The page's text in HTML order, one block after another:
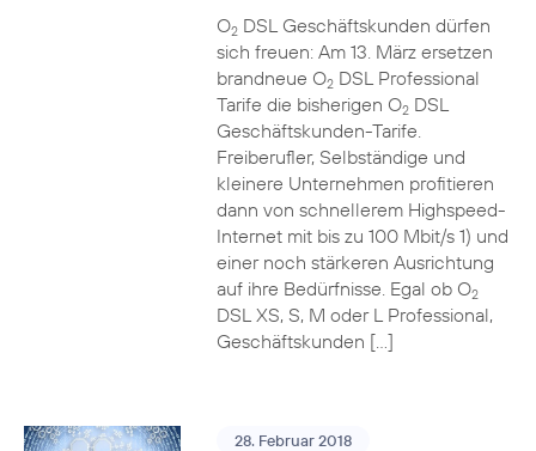
O2DSL Geschäftskunden dürfen
sich freuen: Am 13. März ersetzen
brandneue O2DSL Professional
Tarife die bisherigen O2DSL
Geschäftskunden-Tarife.
Freiberufler, Selbständige und
kleinere Unternehmen profitieren
dann von schnellerem Highspeed-
Internet mit bis zu 100 Mbit/s 1) und
einer noch stärkeren Ausrichtung
auf ihre Bedürfnisse. Egal ob O2
DSL XS, S, M oder L Professional,
Geschäftskunden […]
28. Februar 2018